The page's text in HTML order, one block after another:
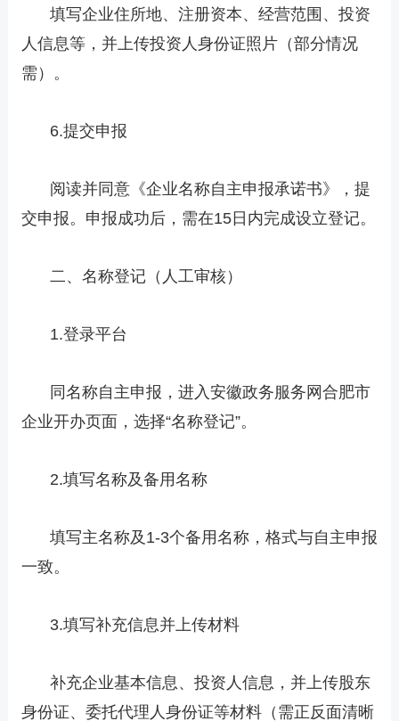
填写企业住所地、注册资本、经营范围、投资
人信息等，并上传投资人身份证照片（部分情况
需）。
6.提交申报
阅读并同意《企业名称自主申报承诺书》，提
交申报。申报成功后，需在15日内完成设立登记。
二、名称登记（人工审核）
1.登录平台
同名称自主申报，进入安徽政务服务网合肥市
企业开办页面，选择“名称登记”。
2.填写名称及备用名称
填写主名称及1-3个备用名称，格式与自主申报
一致。
3.填写补充信息并上传材料
补充企业基本信息、投资人信息，并上传股东
身份证、委托代理人身份证等材料（需正反面清晰